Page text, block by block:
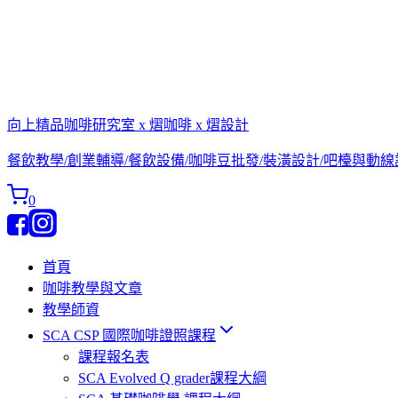
向上精品咖啡研究室 x 熠咖啡 x 熠設計
餐飲教學/創業輔導/餐飲設備/咖啡豆批發/裝潢設計/吧檯與動
0
首頁
咖啡教學與文章
教學師資
SCA CSP 國際咖啡證照課程
課程報名表
SCA Evolved Q grader課程大綱